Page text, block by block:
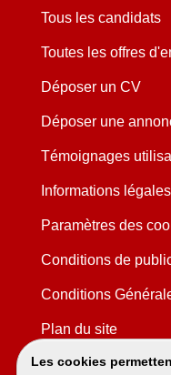
Les cookies
Tous les candidats
Toutes les offres
Déposer un CV
Déposer une
Témoignages
Informations légales
Paramètres des
Conditions de
Conditions
Plan du site